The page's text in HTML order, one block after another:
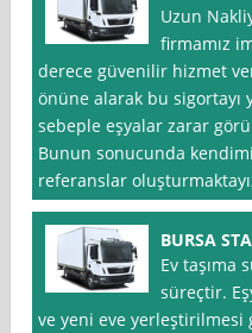
Uzun
firmamız
derece güvenilir hizmet
önüne alarak bu sigortayı
sebeple eşyalar zarar
Bunun sonucunda
referanslar
BURSA
Ev taşıma
süreçtir.
ve yeni eve yerleştirilmesi